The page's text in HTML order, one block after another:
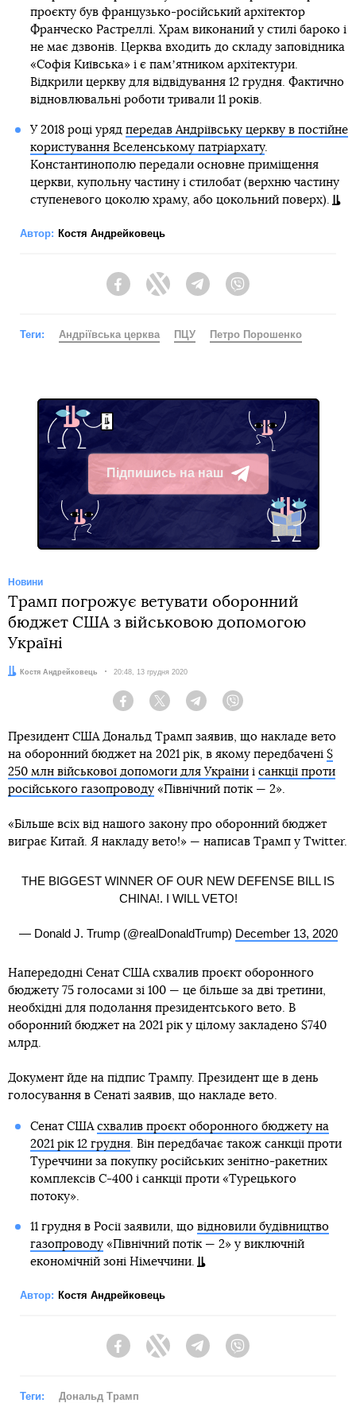
проєкту був французько-російський архітектор
Франческо Растреллі. Храм виконаний у стилі бароко і
не має дзвонів. Церква входить до складу заповідника
«Софія Київська» і є памʼятником архітектури.
Відкрили церкву для відвідування 12 грудня. Фактично
відновлювальні роботи тривали 11 років.
У 2018 році уряд передав Андріївську церкву в постійне
користування Вселенському патріархату.
Константинополю передали основне приміщення
церкви, купольну частину і стилобат (верхню частину
ступеневого цоколю храму, або цокольний поверх).
Автор: Костя Андрейковець
FacebookTwitter Telegram
Теги: Андріївська церква ПЦУ Петро Порошенко
Підпишись на наш
Telegram
Новини
Трамп погрожує ветувати оборонний
бюджет США з військовою допомогою
Україні
Автор:Костя Андрейковець Дата:
20:48, 13 грудня 2020
Facebook Twitter Telegram
Президент США Дональд Трамп заявив, що накладе вето
на оборонний бюджет на 2021 рік, в якому передбачені $
250 млн військової допомоги для України і санкції проти
російського газопроводу «Північний потік — 2».
«Більше всіх від нашого закону про оборонний бюджет
виграє Китай. Я накладу вето!» — написав Трамп у Twitter.
THE BIGGEST WINNER OF OUR NEW DEFENSE BILL IS
CHINA!. I WILL VETO!
— Donald J. Trump (@realDonaldTrump) December 13, 2020
Напередодні Сенат США схвалив проєкт оборонного
бюджету 75 голосами зі 100 — це більше за дві третини,
необхідні для подолання президентського вето. В
оборонний бюджет на 2021 рік у цілому закладено $740
млрд.
Документ йде на підпис Трампу. Президент ще в день
голосування в Сенаті заявив, що накладе вето.
Сенат США схвалив проєкт оборонного бюджету на
2021 рік 12 грудня. Він передбачає також санкції проти
Туреччини за покупку російських зенітно-ракетних
комплексів С-400 і санкції проти «Турецького
потоку».
11 грудня в Росії заявили, що відновили будівництво
газопроводу«Північний потік — 2» у виключній
економічній зоні Німеччини.
Автор: Костя Андрейковець
FacebookTwitter Telegram
Теги: Дональд Трамп